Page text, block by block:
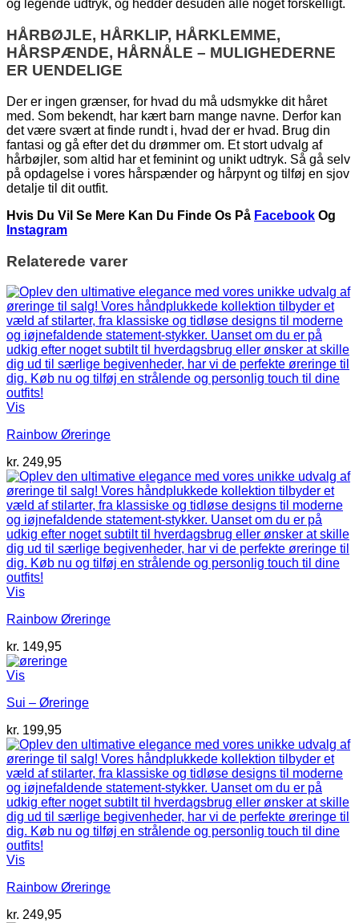
og legende udtryk, og hedder desuden alle noget forskelligt.
HÅRBØJLE, HÅRKLIP, HÅRKLEMME,
HÅRSPÆNDE, HÅRNÅLE – MULIGHEDERNE
ER UENDELIGE
Der er ingen grænser, for hvad du må udsmykke dit håret
med. Som bekendt, har kært barn mange navne. Derfor kan
det være svært at finde rundt i, hvad der er hvad. Brug din
fantasi og gå efter det du drømmer om. Et stort udvalg af
hårbøjler, som altid har et feminint og unikt udtryk. Så gå selv
på opdagelse i vores hårspænder og hårpynt og tilføj en sjov
detalje til dit outfit.
Hvis Du Vil Se Mere Kan Du Finde Os På Facebook Og
Instagram
Relaterede varer
Vis
Rainbow Øreringe
kr. 249,95
Vis
Rainbow Øreringe
kr. 149,95
Vis
Sui – Øreringe
kr. 199,95
Vis
Rainbow Øreringe
kr. 249,95